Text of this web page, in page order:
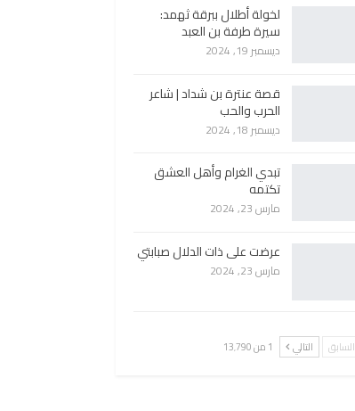
لخولة أطلال ببرقة ثهمد:
سيرة طرفة بن العبد
ديسمبر 19, 2024
قصة عنترة بن شداد | شاعر
الحرب والحب
ديسمبر 18, 2024
تبدي الغرام وأهل العشق
تكتمه
مارس 23, 2024
عرضت على ذات الدلال صبابتي
مارس 23, 2024
السابق التالي 1 من 13٬790